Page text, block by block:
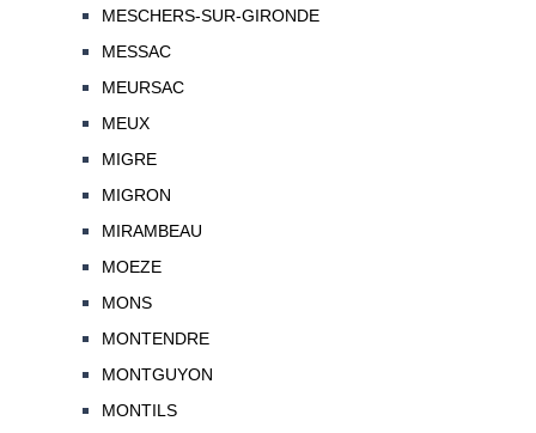
MESCHERS-SUR-GIRONDE
MESSAC
MEURSAC
MEUX
MIGRE
MIGRON
MIRAMBEAU
MOEZE
MONS
MONTENDRE
MONTGUYON
MONTILS